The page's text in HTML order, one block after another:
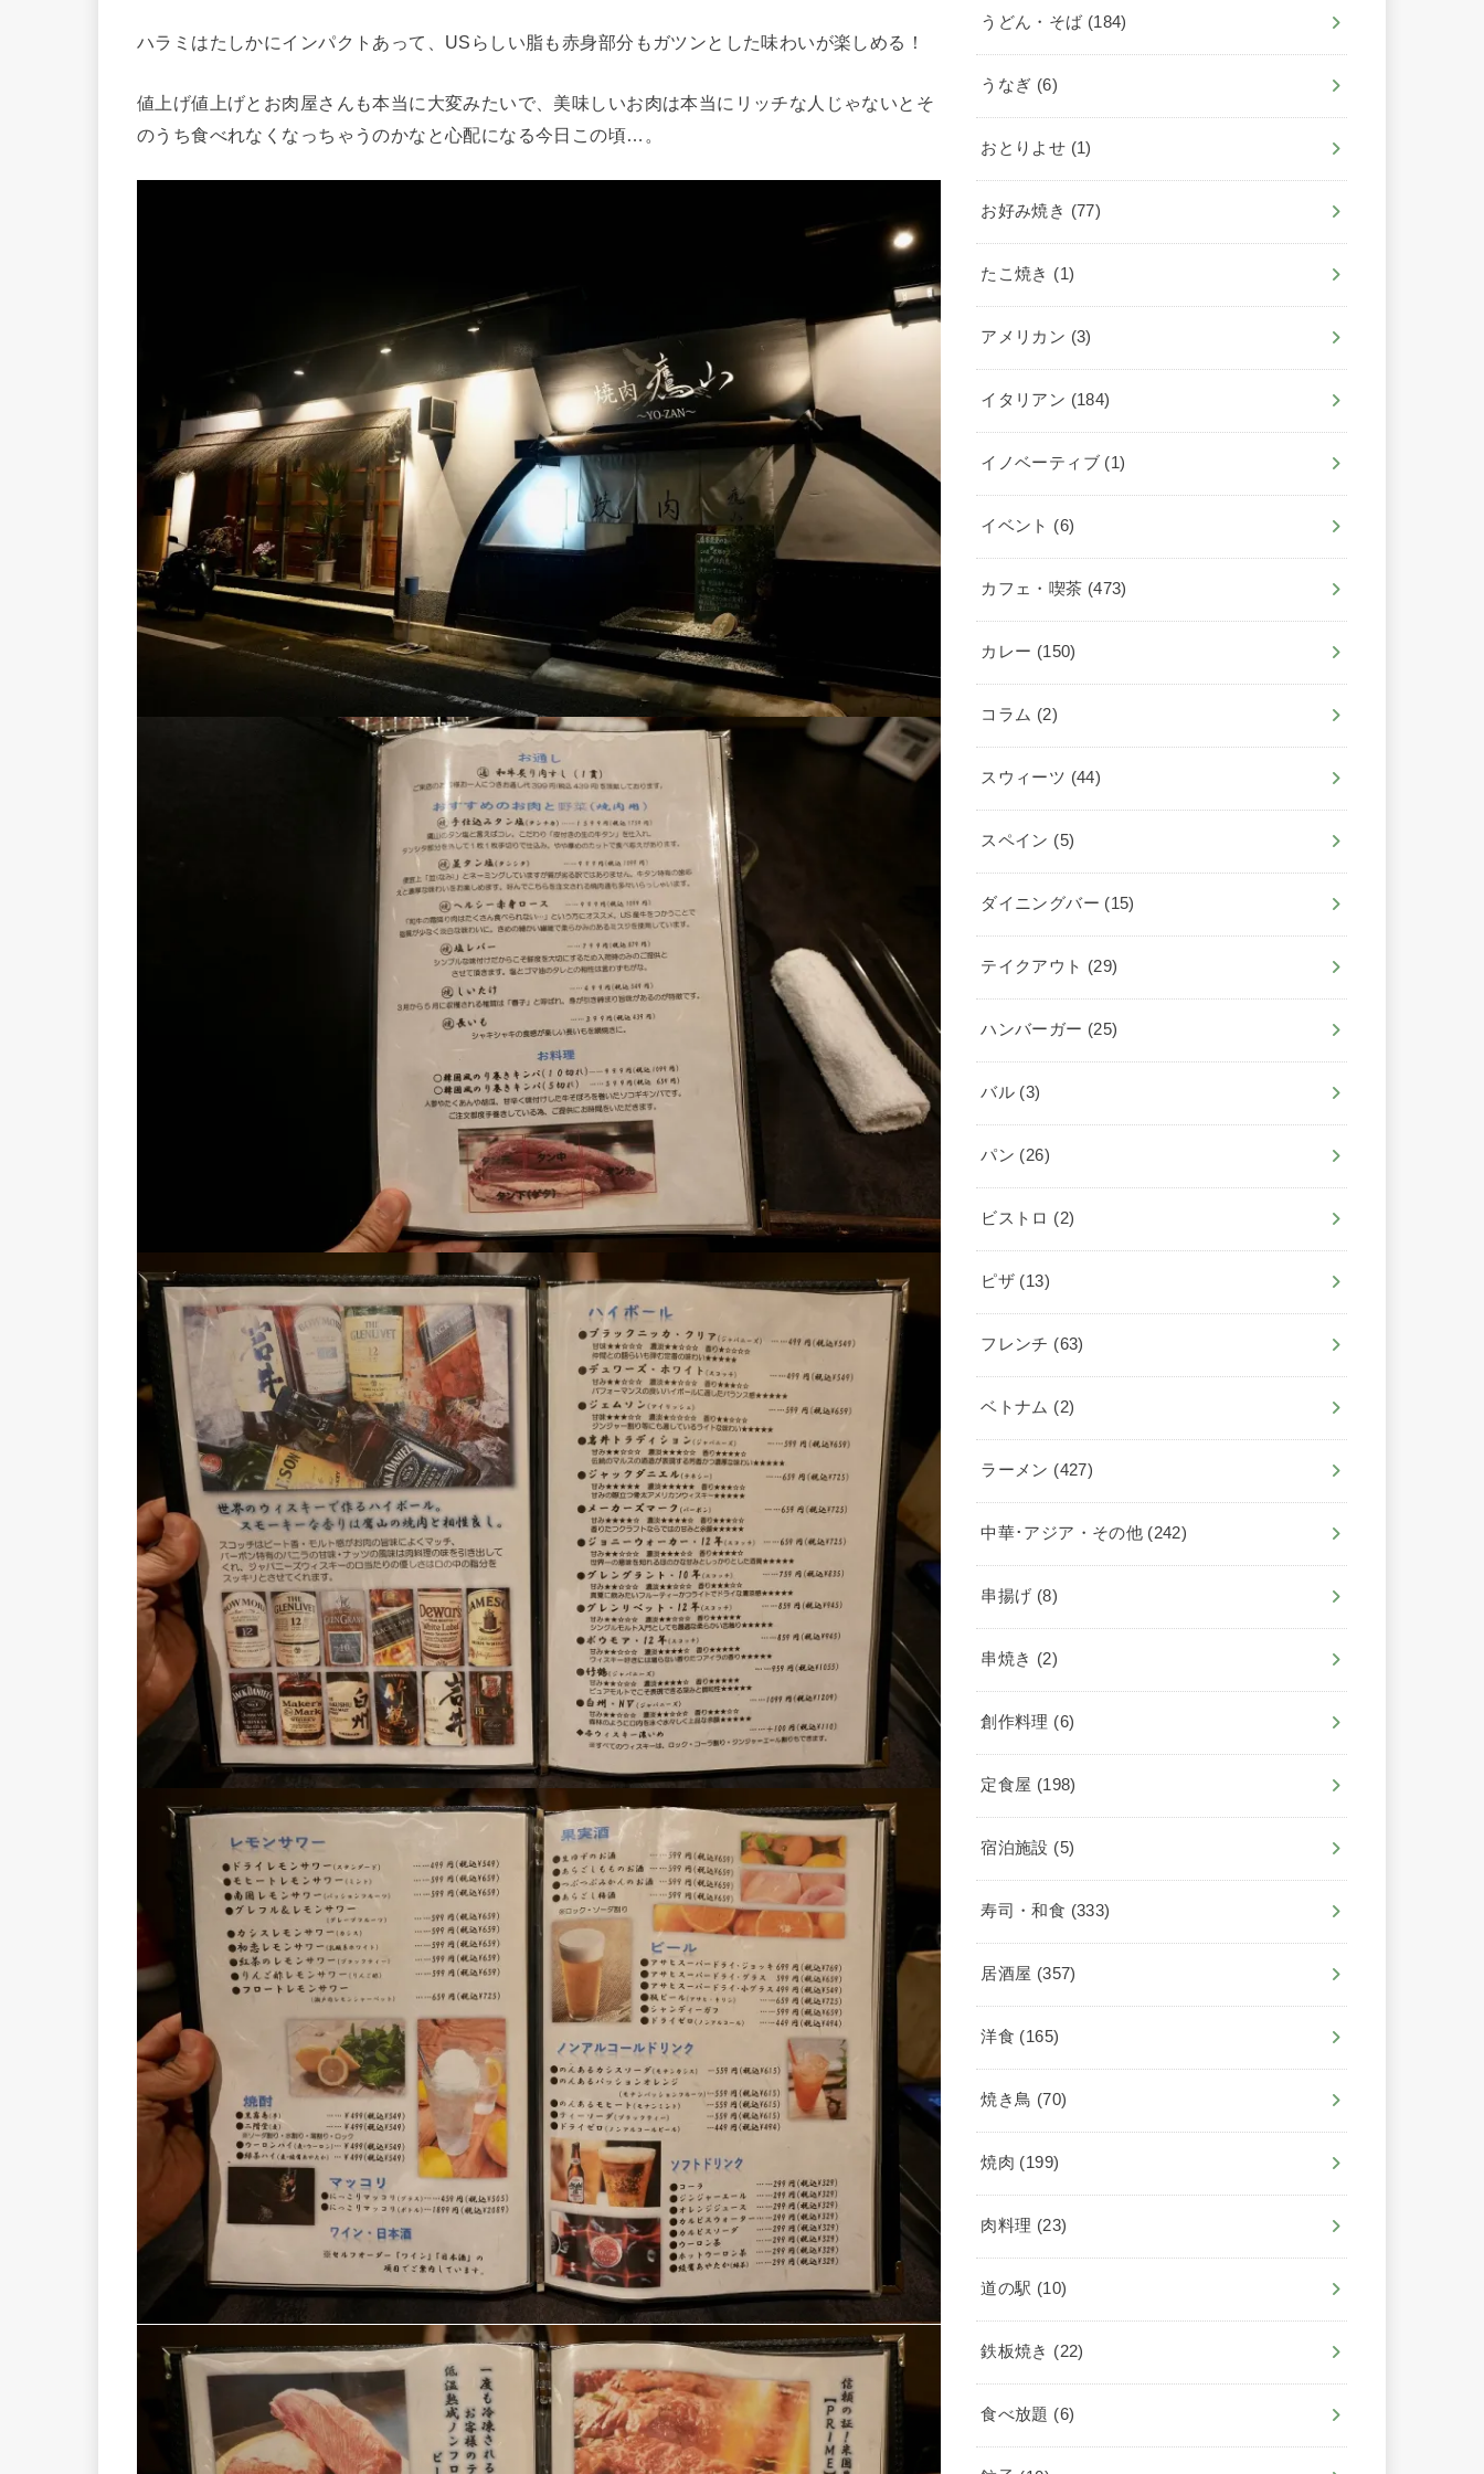
ハラミはたしかにインパクトあって、USらしい脂も赤身部分もガツンとした味わいが楽しめる！
値上げ値上げとお肉屋さんも本当に大変みたいで、美味しいお肉は本当にリッチな人じゃないとそ
のうち食べれなくなっちゃうのかなと心配になる今日この頃…。
うどん・そば (184)
うなぎ (6)
おとりよせ (1)
お好み焼き (77)
たこ焼き (1)
アメリカン (3)
イタリアン (184)
イノベーティブ (1)
イベント (6)
カフェ・喫茶 (473)
カレー (150)
コラム (2)
スウィーツ (44)
スペイン (5)
ダイニングバー (15)
テイクアウト (29)
ハンバーガー (25)
バル (3)
パン (26)
ビストロ (2)
ピザ (13)
フレンチ (63)
ベトナム (2)
ラーメン (427)
中華･アジア・その他 (242)
串揚げ (8)
串焼き (2)
創作料理 (6)
定食屋 (198)
宿泊施設 (5)
寿司・和食 (333)
居酒屋 (357)
洋食 (165)
焼き鳥 (70)
焼肉 (199)
肉料理 (23)
道の駅 (10)
鉄板焼き (22)
食べ放題 (6)